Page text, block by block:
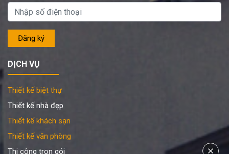
DỊCH VỤ
Thiết kế biệt thự
Thiết kế nhà đẹp
Thiết kế khách sạn
Thiết kế văn phòng
Thi công trọn gói